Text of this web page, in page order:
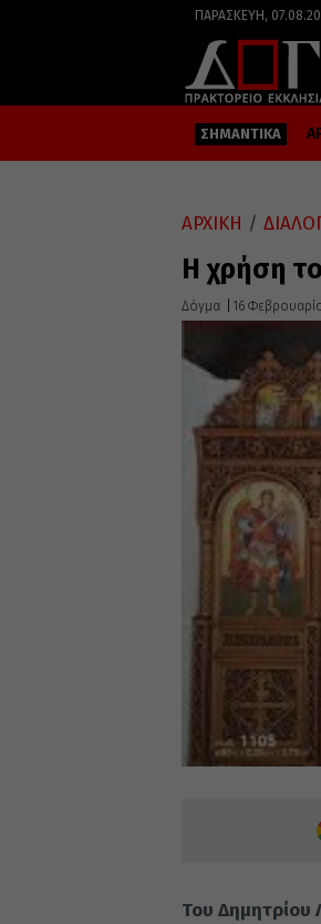
ΠΑΡΑΣΚΕΥΉ,
ΣΗΜΑΝΤΙΚΑ
ΑΡΧΙΚΗ /
Η χρήση
Δόγμα 16
Του Δημητρίου